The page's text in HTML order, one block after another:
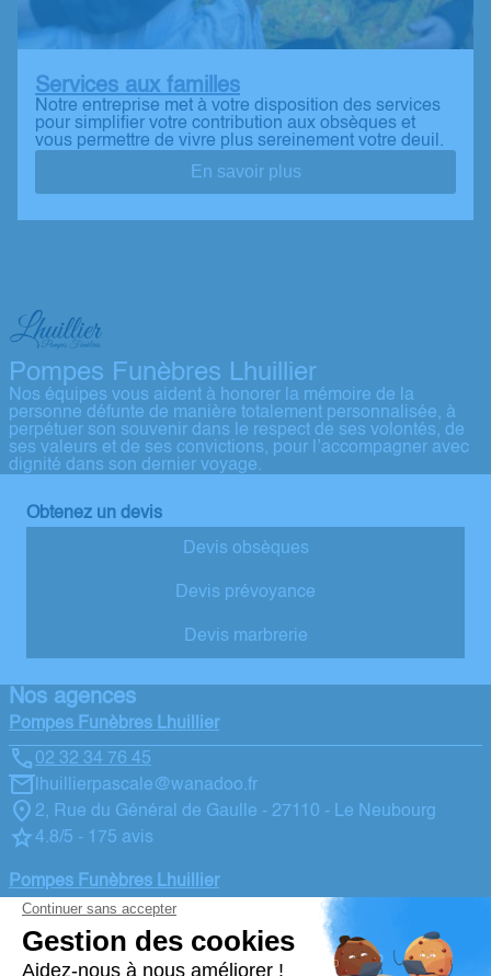
Services aux familles
Notre entreprise met à votre disposition des services
pour simplifier votre contribution aux obsèques et
vous permettre de vivre plus sereinement votre deuil.
En savoir plus
Pompes Funèbres Lhuillier
Nos équipes vous aident à honorer la mémoire de la
personne défunte de manière totalement personnalisée, à
perpétuer son souvenir dans le respect de ses volontés, de
ses valeurs et de ses convictions, pour l’accompagner avec
dignité dans son dernier voyage.
Obtenez un devis
Devis obsèques
Devis prévoyance
Devis marbrerie
Nos agences
Pompes Funèbres Lhuillier
02 32 34 76 45
lhuillierpascale@wanadoo.fr
2, Rue du Général de Gaulle - 27110 - Le Neubourg
4.8/5 - 175 avis
Pompes Funèbres Lhuillier
02 32 45 22 06
lhuilliergalichet@wanadoo.fr
40, Rue Saint Nicolas - 27170 - Beaumont le Roger